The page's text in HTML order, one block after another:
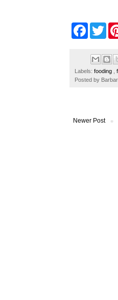
o
k
w
t
Labels: fooding ,
Posted by
Newer Post